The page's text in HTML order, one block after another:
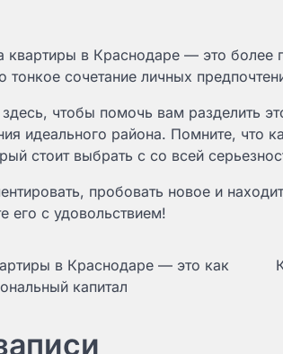
квартиры в Краснодаре — это
тонкое сочетание личных
чтобы помочь вам разделить
идеального района. Помните, что
стоит выбрать с со всей
пробовать новое и
его с удовольствием!
в Краснодаре — это как
капитал